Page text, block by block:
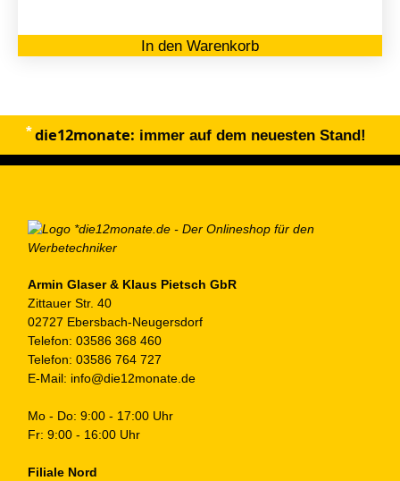
In den Warenkorb
die12monate: immer auf dem neuesten Stand!
Armin Glaser & Klaus Pietsch GbR
Zittauer Str. 40
02727 Ebersbach-Neugersdorf
Telefon: 03586 368 460
Telefon: 03586 764 727
E-Mail: info@die12monate.de
Mo - Do: 9:00 - 17:00 Uhr
Fr: 9:00 - 16:00 Uhr
Filiale Nord